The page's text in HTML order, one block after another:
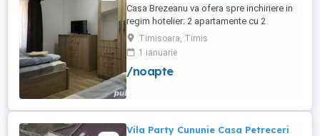
Casa Brezeanu va ofera spre inchiriere in
regim hotelier: 2 apartamente cu 2
dormitoare, baie si bucatarie proprie. (4
locuri cazare in fiecare apartament) 1
apartament cu 1 dormitor, baie si
bucatarie proprie. (3 locuri cazare) Fiecare
Timisoara, Timis
1 ianuarie
/noapte
Vila Party Cununie Casa Petreceri